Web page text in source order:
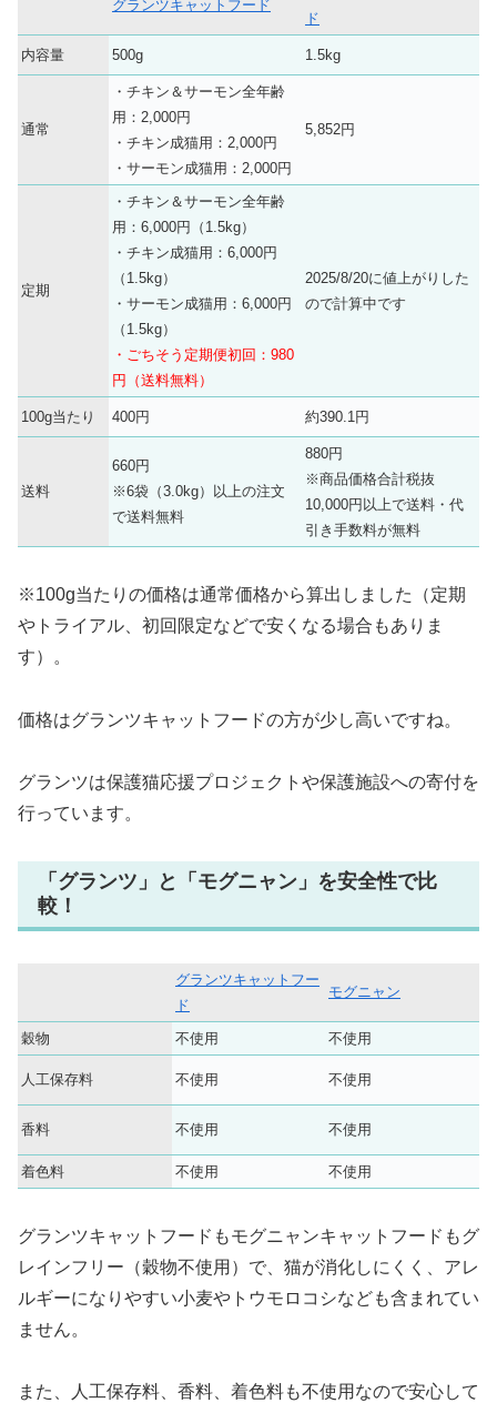
グランツキャットフード
ド
内容量 500g 1.5kg
通常
・チキン＆サーモン全年齢
用：2,000円
・チキン成猫用：2,000円
・サーモン成猫用：2,000円
5,852円
定期
・チキン＆サーモン全年齢
用：6,000円（1.5kg）
・チキン成猫用：6,000円
（1.5kg）
・サーモン成猫用：6,000円
（1.5kg）
・ごちそう定期便初回：980
円（送料無料）
2025/8/20に値上がりした
ので計算中です
100g当たり 400円 約390.1円
送料
660円
※6袋（3.0kg）以上の注文
で送料無料
880円
※商品価格合計税抜
10,000円以上で送料・代
引き手数料が無料
※100g当たりの価格は通常価格から算出しました（定期
やトライアル、初回限定などで安くなる場合もありま
す）。
価格はグランツキャットフードの方が少し高いですね。
グランツは保護猫応援プロジェクトや保護施設への寄付を
行っています。
「グランツ」と「モグニャン」を安全性で比
較！
グランツキャットフー
ド
モグニャン
穀物 不使用 不使用
人工保存料 不使用 不使用
香料 不使用 不使用
着色料 不使用 不使用
グランツキャットフードもモグニャンキャットフードもグ
レインフリー（穀物不使用）で、猫が消化しにくく、アレ
ルギーになりやすい小麦やトウモロコシなども含まれてい
ません。
また、人工保存料、香料、着色料も不使用なので安心して